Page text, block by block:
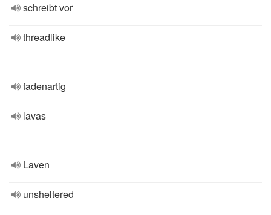
schreibt vor
threadlike
fadenartig
lavas
Laven
unsheltered